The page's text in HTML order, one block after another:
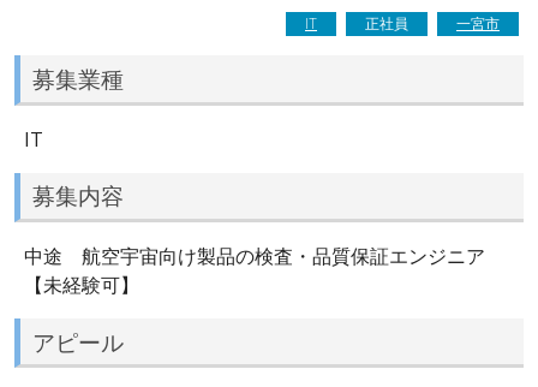
IT 正社員 一宮市
募集業種
IT
募集内容
中途 航空宇宙向け製品の検査・品質保証エンジニア
【未経験可】
アピール